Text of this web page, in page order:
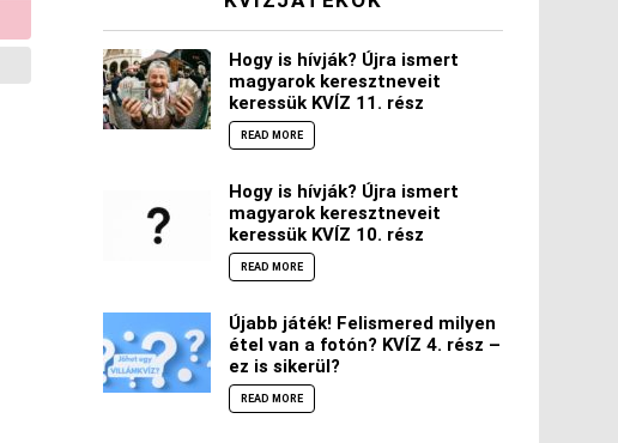
Hogy is hívják? Újra ismert
magyarok keresztneveit
keressük KVÍZ 11. rész
READ MORE
Hogy is hívják? Újra ismert
magyarok keresztneveit
keressük KVÍZ 10. rész
READ MORE
Újabb játék! Felismered milyen
étel van a fotón? KVÍZ 4. rész –
ez is sikerül?
READ MORE